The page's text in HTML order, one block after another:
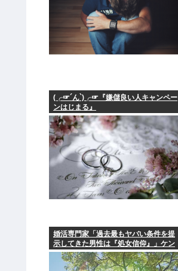
(╭☞´ん`)╭☞『嫌儲良い人キャンペー
ンはじまる』
婚活専門家「過去最もヤバい条件を提
示してきた男性は『処女信仰』」ケン
モメン…